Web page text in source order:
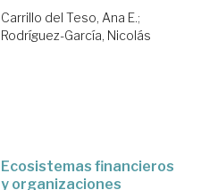
Carrillo del Teso, Ana E.;
Rodríguez-García, Nicolás
Ecosistemas financieros
y organizaciones